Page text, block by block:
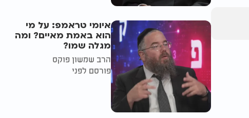
איומי טראמפ: על מי
הוא באמת מאיים? ומה
מגלה שמו?
הרב שמשון פוקס
פורסם לפני